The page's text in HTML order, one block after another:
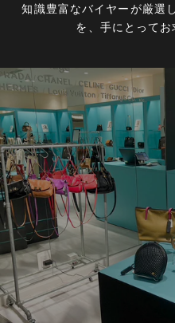
知識豊富なバイヤーが厳選
を、手にとってお